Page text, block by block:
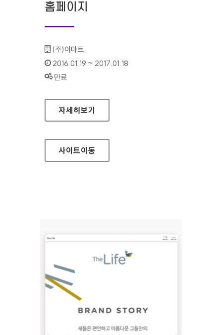
홈페이지
기관명 :
(주)이마트
인증기간 :
2016.01.19 ~ 2017.01.18
상태 :
만료
피코크키친(모바일웹) 홈페이지
자세히보기
사이트이동